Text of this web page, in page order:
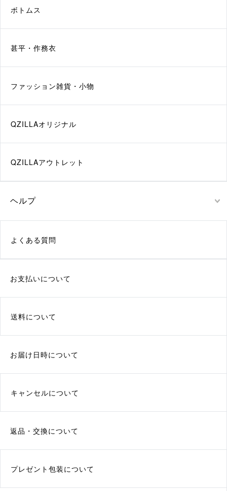
ボトムス
甚平・作務衣
ファッション雑貨・小物
QZILLAオリジナル
QZILLAアウトレット
ヘルプ
よくある質問
お支払いについて
送料について
お届け日時について
キャンセルについて
返品・交換について
プレゼント包装について